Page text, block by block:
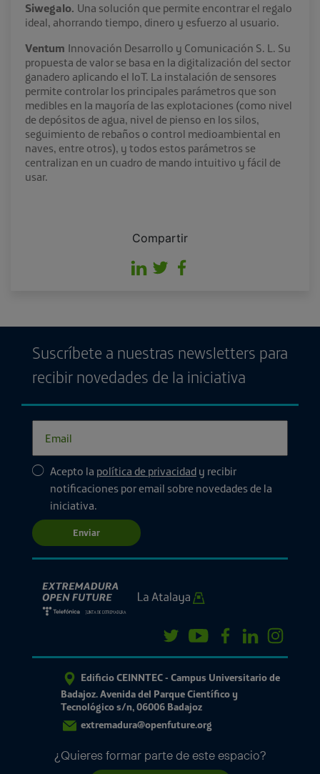
Siwegalo. Una solución que permite encontrar el regalo
ideal, ahorrando tiempo, dinero y esfuerzo al usuario.
Ventum Innovación Desarrollo y Comunicación S. L. Su
propuesta de valor se basa en la digitalización del sector
ganadero aplicando el IoT. La instalación de sensores
permite controlar los principales parámetros que son
medibles en la mayoría de las explotaciones (como nivel
de depósitos de agua, nivel de pienso en los silos,
seguimiento de rebaños o control medioambiental en
naves, entre otros), y todos estos parámetros se
centralizan en un cuadro de mando intuitivo y fácil de
usar.
Compartir
Suscríbete a nuestras newsletters para
recibir novedades de la iniciativa
Acepto la política de privacidad y recibir
notificaciones por email sobre novedades de la
iniciativa.
Enviar
Edificio CEINNTEC - Campus Universitario de
Badajoz. Avenida del Parque Científico y
Tecnológico s/n, 06006 Badajoz
extremadura@openfuture.org
¿Quieres formar parte de este espacio?